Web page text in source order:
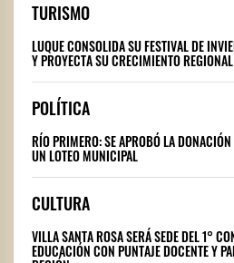
TURISMO
LUQUE CONSOLIDA SU FESTIVAL DE
Y PROYECTA SU CRECIMIENTO REGIONAL
POLÍTICA
RÍO PRIMERO: SE APROBÓ LA
UN LOTEO MUNICIPAL
CULTURA
VILLA SANTA ROSA SERÁ SEDE DEL 1°
EDUCACIÓN CON PUNTAJE DOCENTE Y